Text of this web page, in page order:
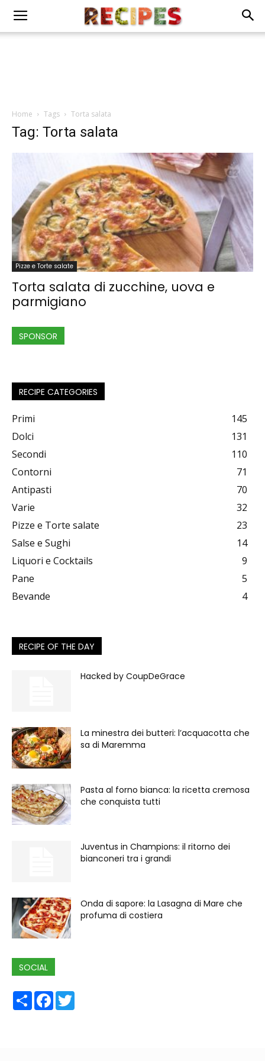
Home Tags Torta salata
Tag: Torta salata
Pizze e Torte salate
Torta salata di zucchine, uova e
parmigiano
SPONSOR
RECIPE CATEGORIES
Primi
145
Dolci
131
Secondi
110
Contorni
71
Antipasti
70
Varie
32
Pizze e Torte salate
23
Salse e Sughi
14
Liquori e Cocktails
9
Pane
5
Bevande
4
RECIPE OF THE DAY
Hacked by CoupDeGrace
La minestra dei butteri: l’acquacotta che
sa di Maremma
Pasta al forno bianca: la ricetta cremosa
che conquista tutti
Juventus in Champions: il ritorno dei
bianconeri tra i grandi
Onda di sapore: la Lasagna di Mare che
profuma di costiera
SOCIAL
ShareFacebook